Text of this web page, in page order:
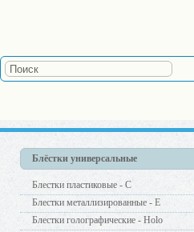
Блёстки универсальные
Блестки пластиковые - С
Блестки металлизированные - Е
Блестки голографические - Holo